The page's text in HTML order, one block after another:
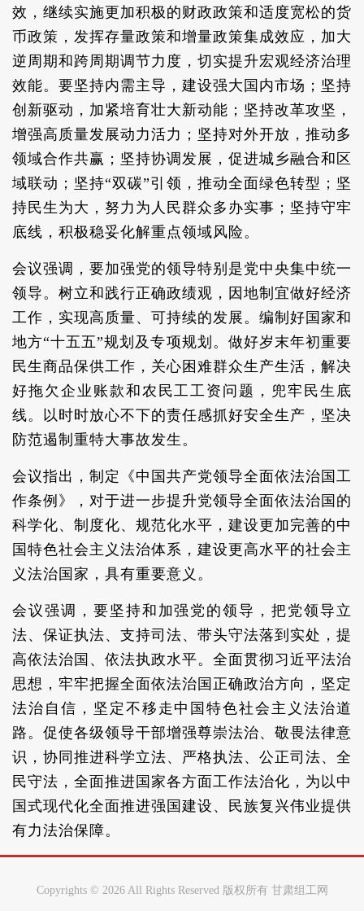
效，继续实施更加积极的财政政策和适度宽松的货
币政策，发挥存量政策和增量政策集成效应，加大
逆周期和跨周期调节力度，切实提升宏观经济治理
效能。要坚持内需主导，建设强大国内市场；坚持
创新驱动，加紧培育壮大新动能；坚持改革攻坚，
增强高质量发展动力活力；坚持对外开放，推动多
领域合作共赢；坚持协调发展，促进城乡融合和区
域联动；坚持“双碳”引领，推动全面绿色转型；坚
持民生为大，努力为人民群众多办实事；坚持守牢
底线，积极稳妥化解重点领域风险。
会议强调，要加强党的领导特别是党中央集中统一
领导。树立和践行正确政绩观，因地制宜做好经济
工作，实现高质量、可持续的发展。编制好国家和
地方“十五五”规划及专项规划。做好岁末年初重要
民生商品保供工作，关心困难群众生产生活，解决
好拖欠企业账款和农民工工资问题，兜牢民生底
线。以时时放心不下的责任感抓好安全生产，坚决
防范遏制重特大事故发生。
会议指出，制定《中国共产党领导全面依法治国工
作条例》，对于进一步提升党领导全面依法治国的
科学化、制度化、规范化水平，建设更加完善的中
国特色社会主义法治体系，建设更高水平的社会主
义法治国家，具有重要意义。
会议强调，要坚持和加强党的领导，把党领导立
法、保证执法、支持司法、带头守法落到实处，提
高依法治国、依法执政水平。全面贯彻习近平法治
思想，牢牢把握全面依法治国正确政治方向，坚定
法治自信，坚定不移走中国特色社会主义法治道
路。促使各级领导干部增强尊崇法治、敬畏法律意
识，协同推进科学立法、严格执法、公正司法、全
民守法，全面推进国家各方面工作法治化，为以中
国式现代化全面推进强国建设、民族复兴伟业提供
有力法治保障。
Copyrights © 2026 All Rights Reserved 版权所有 甘肃组工网